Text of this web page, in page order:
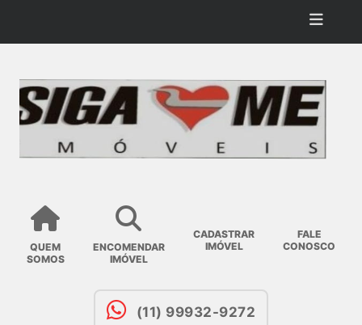
QUEM
SOMOS
ENCOMENDAR
IMÓVEL
CADASTRAR
IMÓVEL
FALE
CONOSCO
(11) 99932-9272